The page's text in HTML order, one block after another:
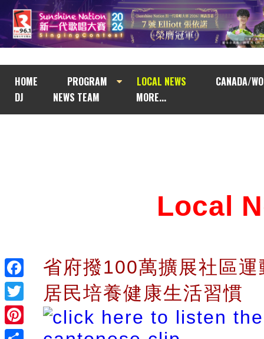
HOME PROGRAM LOCAL NEWS
CANADA/
DJ
NEWS TEAM MORE...
Facebook
Twitter
Pinterest
Local
省府撥100萬擴展社區
居民培養健康生活習慣